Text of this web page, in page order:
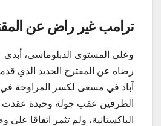
ترامب غير راض عن
وعلى المستوى الدبلوماسي،
رضاه عن المقترح الجديد الذي
آباد في مسعى لكسر المراوحة في
الطرفين عقب جولة وحيدة عقدت
الباكستانية، ولم تثمر اتفاقا